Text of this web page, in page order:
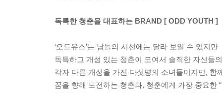
독특한 청춘을 대표하는 BRAND [ ODD YOUTH ]
‘오드유스’는 남들의 시선에는 달라 보일 수 있지만
독특하고 개성 있는 청춘이 모여서 솔직한 자신들
각자 다른 개성을 가진 다섯명의 소녀들이지만, 함
꿈을 향해 도전하는 청춘과, 청춘에게 가장 중요한